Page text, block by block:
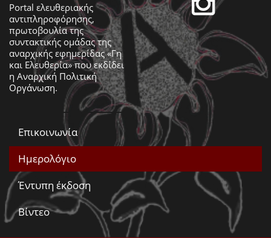
Portal ελευθεριακής
αντιπληροφόρησης,
πρωτοβουλία της
συντακτικής ομάδας της
αναρχικής εφημερίδας «Γη
και Ελευθερία» που εκδίδει
η Αναρχική Πολιτική
Οργάνωση.
Επικοινωνία
Ημερολόγιο
Έντυπη έκδοση
Βίντεο